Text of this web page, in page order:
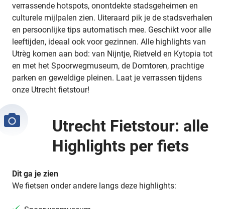
verrassende hotspots, onontdekte stadsgeheimen en
culturele mijlpalen zien. Uiteraard pik je de stadsverhalen
en persoonlijke tips automatisch mee. Geschikt voor alle
leeftijden, ideaal ook voor gezinnen. Alle highlights van
Utrèg komen aan bod: van Nijntje, Rietveld en Kytopia tot
en met het Spoorwegmuseum, de Domtoren, prachtige
parken en geweldige pleinen. Laat je verrassen tijdens
onze Utrecht fietstour!
Utrecht Fietstour: alle
Highlights per fiets
Dit ga je zien
We fietsen onder andere langs deze highlights: